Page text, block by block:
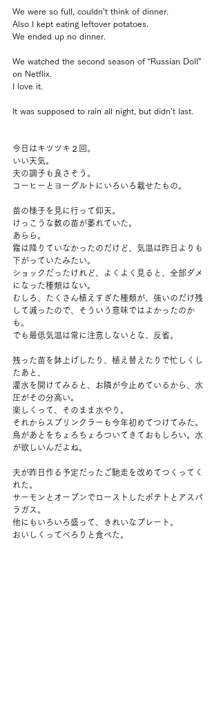
We were so full, couldn’t think of dinner.
Also I kept eating leftover potatoes.
We ended up no dinner.
We watched the second season of “Russian Doll”
on Netflix.
I love it.
It was supposed to rain all night, but didn’t last.
今日はキツツキ２回。
いい天気。
夫の調子も良さそう。
コーヒーとヨーグルトにいろいろ載せたもの。
苗の様子を見に行って仰天。
けっこうな数の苗が萎れていた。
あらら。
霜は降りていなかったのだけど、気温は昨日よりも
下がっていたみたい。
ショックだったけれど、よくよく見ると、全部ダメ
になった種類はない。
むしろ、たくさん植えすぎた種類が、強いのだけ残
して減ったので、そういう意味ではよかったのか
も。
でも最低気温は常に注意しないとな、反省。
残った苗を鉢上げしたり、植え替えたりで忙しくし
たあと、
灌水を開けてみると、お隣が今止めているから、水
圧がその分高い。
楽しくって、そのまま水やり。
それからスプリンクラーも今年初めてつけてみた。
鳥があとをちょろちょろついてきておもしろい。水
が欲しいんだよね。
夫が昨日作る予定だったご馳走を改めてつくってく
れた。
サーモンとオーブンでローストしたポテトとアスパ
ラガス。
他にもいろいろ盛って、きれいなプレート。
おいしくってぺろりと食べた。